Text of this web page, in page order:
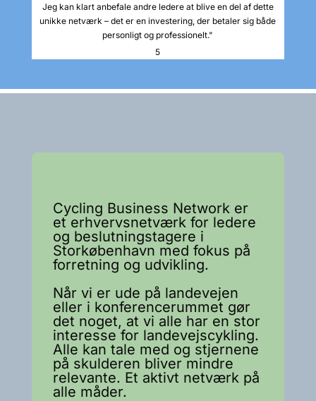
Jeg kan klart anbefale andre ledere at blive en del af dette
unikke netværk – det er en investering, der betaler sig både
personligt og professionelt."
5
Cycling Business Network er
et erhvervsnetværk for ledere
og beslutningstagere i
Storkøbenhavn med fokus på
forretning og udvikling.
Når vi er ude på landevejen
eller i konferencerummet gør
det noget, at vi alle har en stor
interesse for landevejscykling.
Alle kan tale med og stjernene
på skulderen bliver mindre
relevante. Et aktivt netværk på
alle måder.